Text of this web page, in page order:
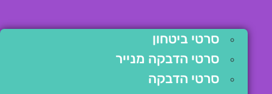
סרטי ביטחון
סרטי הדבקה מנייר
סרטי הדבקה